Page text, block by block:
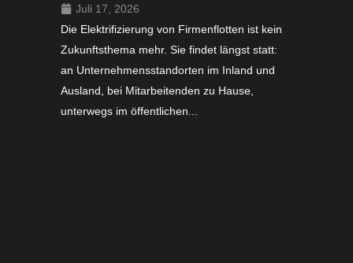
Juli 17, 2026
Die Elektrifizierung von Firmenflotten ist kein
Zukunftsthema mehr. Sie findet längst statt:
an Unternehmensstandorten im Inland und
Ausland, bei Mitarbeitenden zu Hause,
unterwegs im öffentlichen...